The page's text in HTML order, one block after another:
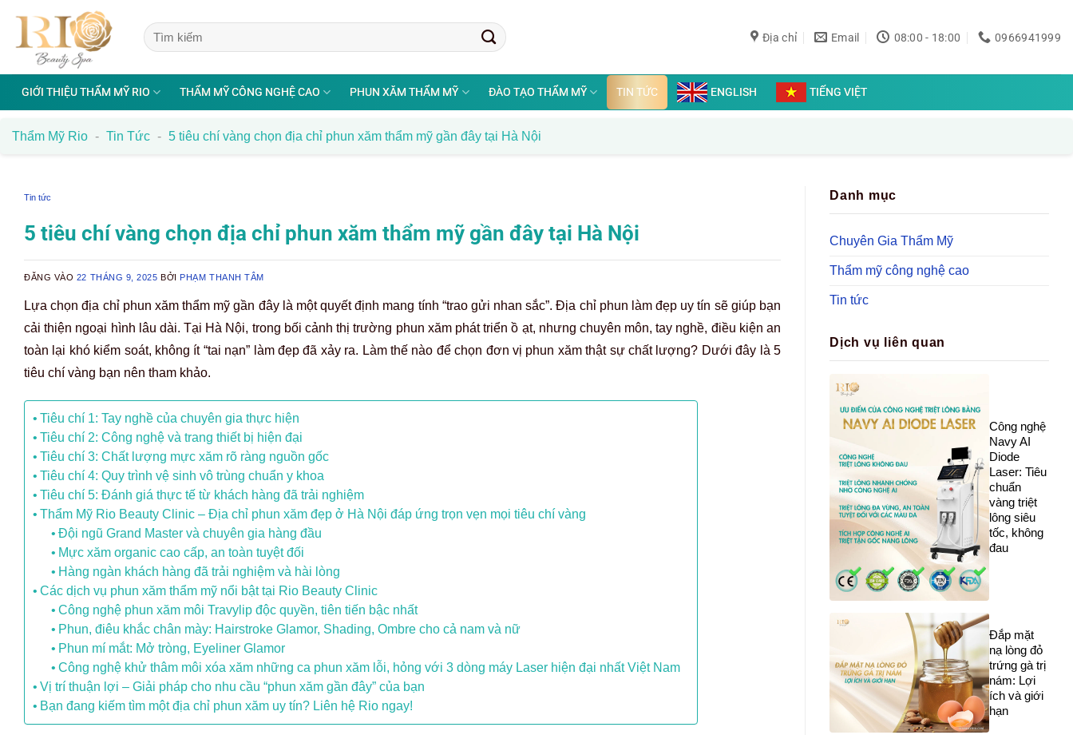
nội
Địa chỉ Email 08:00 - 18:00 0966941999
GIỚI THIỆU THẨM MỸ RIO THẨM MỸ CÔNG NGHỆ CAO PHUN XĂM THẨM MỸ ĐÀO TẠO THẨM MỸ TIN TỨC ENGLISH TIẾNG VIỆT
Thẩm Mỹ Rio - Tin Tức - 5 tiêu chí vàng chọn địa chỉ phun xăm thẩm mỹ gần đây tại Hà Nội
Tin tức
5 tiêu chí vàng chọn địa chỉ phun xăm thẩm mỹ gần đây tại Hà Nội
ĐĂNG VÀO 22 THÁNG 9, 2025 BỞI PHẠM THANH TÂM
Lựa chọn địa chỉ phun xăm thẩm mỹ gần đây là một quyết định mang tính “trao gửi nhan sắc”. Địa chỉ phun làm đẹp uy tín sẽ giúp bạn
cải thiện ngoại hình lâu dài. Tại Hà Nội, trong bối cảnh thị trường phun xăm phát triển ồ ạt, nhưng chuyên môn, tay nghề, điều kiện an
toàn lại khó kiểm soát, không ít “tai nạn” làm đẹp đã xảy ra. Làm thế nào để chọn đơn vị phun xăm thật sự chất lượng? Dưới đây là 5
tiêu chí vàng bạn nên tham khảo.
Tiêu chí 1: Tay nghề của chuyên gia thực hiện
Tiêu chí 2: Công nghệ và trang thiết bị hiện đại
Tiêu chí 3: Chất lượng mực xăm rõ ràng nguồn gốc
Tiêu chí 4: Quy trình vệ sinh vô trùng chuẩn y khoa
Tiêu chí 5: Đánh giá thực tế từ khách hàng đã trải nghiệm
Thẩm Mỹ Rio Beauty Clinic – Địa chỉ phun xăm đẹp ở Hà Nội đáp ứng trọn vẹn mọi tiêu chí vàng
Đội ngũ Grand Master và chuyên gia hàng đầu
Mực xăm organic cao cấp, an toàn tuyệt đối
Hàng ngàn khách hàng đã trải nghiệm và hài lòng
Các dịch vụ phun xăm thẩm mỹ nổi bật tại Rio Beauty Clinic
Công nghệ phun xăm môi Travylip độc quyền, tiên tiến bậc nhất
Phun, điêu khắc chân mày: Hairstroke Glamor, Shading, Ombre cho cả nam và nữ
Phun mí mắt: Mở tròng, Eyeliner Glamor
Công nghệ khử thâm môi xóa xăm những ca phun xăm lỗi, hỏng với 3 dòng máy Laser hiện đại nhất Việt Nam
Vị trí thuận lợi – Giải pháp cho nhu cầu “phun xăm gần đây” của bạn
Bạn đang kiếm tìm một địa chỉ phun xăm uy tín? Liên hệ Rio ngay!
Danh mục
Chuyên Gia Thẩm Mỹ
Thẩm mỹ công nghệ cao
Tin tức
Dịch vụ liên quan
Công nghệ
Navy AI
Diode
Laser: Tiêu
chuẩn
vàng triệt
lông siêu
tốc, không
đau
Đắp mặt
nạ lòng đỏ
trứng gà trị
nám: Lợi
ích và giới
hạn